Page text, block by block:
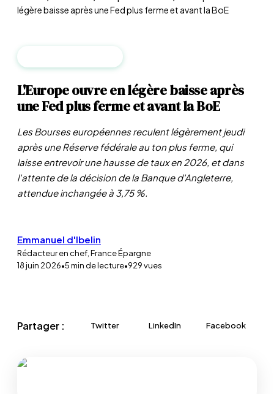
légère baisse après une Fed plus ferme et avant la BoE
L'Europe ouvre en légère baisse après
une Fed plus ferme et avant la BoE
Les Bourses européennes reculent légèrement jeudi
après une Réserve fédérale au ton plus ferme, qui
laisse entrevoir une hausse de taux en 2026, et dans
l'attente de la décision de la Banque d'Angleterre,
attendue inchangée à 3,75 %.
Emmanuel d'Ibelin
Rédacteur en chef, France Épargne
18 juin 2026•5min de lecture•929vues
Partager : Twitter LinkedIn Facebook